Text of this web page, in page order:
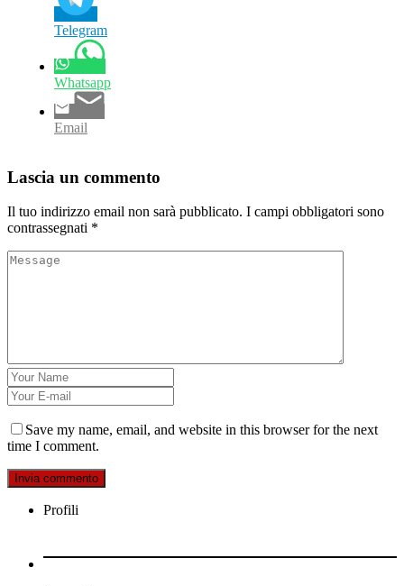
Telegram
Whatsapp
Email
Lascia un commento
Il tuo indirizzo email non sarà pubblicato. I campi obbligatori sono
contrassegnati *
Save my name, email, and website in this browser for the next
time I comment.
Profili